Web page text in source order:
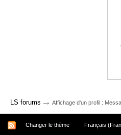
LS forums → Affichage d'un profil :
Changer le thème Français